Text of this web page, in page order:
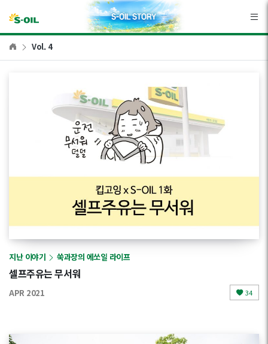
Vol. 4
지난 이야기 쑥과장의 에쏘일 라이프
셀프주유는 무서워
APR 2021 34